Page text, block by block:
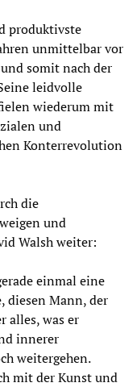
produktivste
unmittelbar vor
somit nach der
leidvolle
wiederum mit
und
Konterrevolution
die
und
Walsh weiter:
einmal eine
diesen Mann, der
alles, was er
innerer
weitergehen.
mit der Kunst und